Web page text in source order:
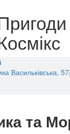
Васильківська,
та